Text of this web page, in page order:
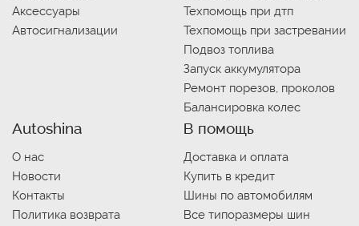
Аксессуары
Автосигнализации
Техпомощь при дтп
Техпомощь при застревании
Подвоз топлива
Запуск аккумулятора
Ремонт порезов, проколов
Балансировка колес
Autoshina
О нас
Новости
Контакты
Политика возврата
В помощь
Доставка и оплата
Купить в кредит
Шины по автомобилям
Все типоразмеры шин